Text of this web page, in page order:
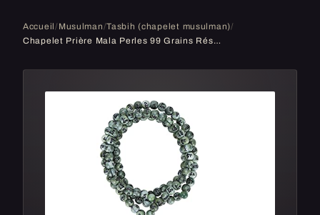
Accueil/ Musulman/Tasbih (chapelet musulman)/
Chapelet Prière Mala Perles 99 Grains Résine Chapelet Musulman Perles Culte Islamique Prière Ecriture Dorure Article Religieux, Longueur 44cm